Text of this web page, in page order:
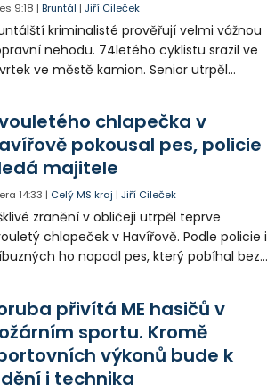
9:18 |Bruntál |Jiří Cileček
kriminalisté prověřují velmi vážnou
nehodu. 74letého cyklistu srazil ve
ve městě kamion. Senior utrpěl
letecky přepraven do nemocnice. Policie
případné svědky.chlapečka v
pokousal pes, policie
majitele
14:33 | Celý MS kraj |Jiří Cileček
zranění v obličeji utrpěl teprve
chlapeček v Havířově. Podle policie i
ho napadl pes, který pobíhal bez
Případem už se zabývá policie, která
psa hledá.
přivítá ME hasičů v
sportu. Kromě
výkonů bude k
i technika